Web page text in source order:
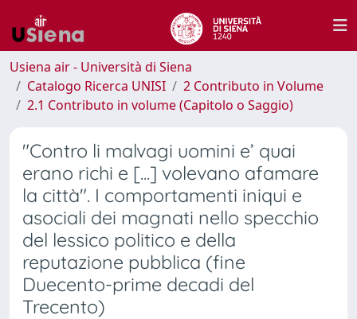
Usiena air - Università di Siena
Catalogo Ricerca UNISI
2 Contributo in Volume
2.1 Contributo in volume (Capitolo o Saggio)
"Contro li malvagi uomini e’ quai
erano richi e [...] volevano afamare
la città". I comportamenti iniqui e
asociali dei magnati nello specchio
del lessico politico e della
reputazione pubblica (fine
Duecento-prime decadi del
Trecento)